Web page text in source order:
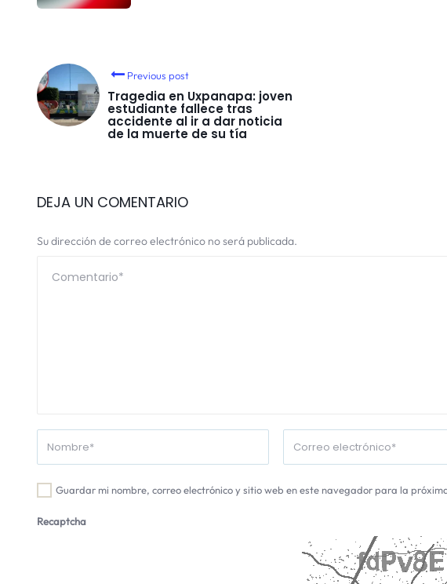
Previous post
Tragedia en Uxpanapa: joven
estudiante fallece tras
accidente al ir a dar noticia
de la muerte de su tía
DEJA UN COMENTARIO
Su dirección de correo electrónico no será publicada.
Guardar mi nombre, correo electrónico y sitio web en este navegador para la
Recaptcha